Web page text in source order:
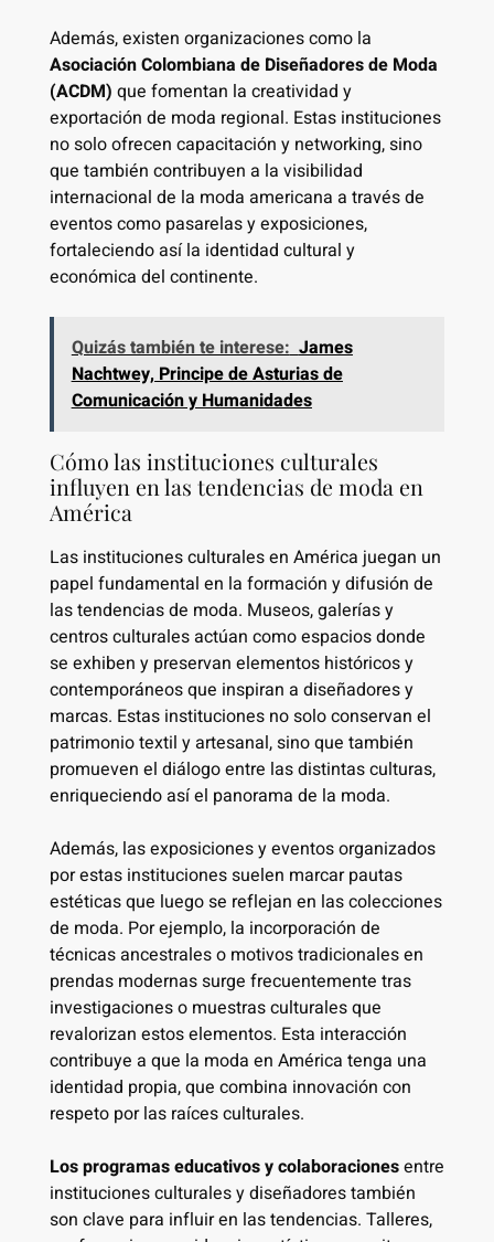
Además, existen organizaciones como la
Asociación Colombiana de Diseñadores de Moda
(ACDM) que fomentan la creatividad y
exportación de moda regional. Estas instituciones
no solo ofrecen capacitación y networking, sino
que también contribuyen a la visibilidad
internacional de la moda americana a través de
eventos como pasarelas y exposiciones,
fortaleciendo así la identidad cultural y
económica del continente.
Quizás también te interese: James
Nachtwey, Principe de Asturias de
Comunicación y Humanidades
Cómo las instituciones culturales
influyen en las tendencias de moda en
América
Las instituciones culturales en América juegan un
papel fundamental en la formación y difusión de
las tendencias de moda. Museos, galerías y
centros culturales actúan como espacios donde
se exhiben y preservan elementos históricos y
contemporáneos que inspiran a diseñadores y
marcas. Estas instituciones no solo conservan el
patrimonio textil y artesanal, sino que también
promueven el diálogo entre las distintas culturas,
enriqueciendo así el panorama de la moda.
Además, las exposiciones y eventos organizados
por estas instituciones suelen marcar pautas
estéticas que luego se reflejan en las colecciones
de moda. Por ejemplo, la incorporación de
técnicas ancestrales o motivos tradicionales en
prendas modernas surge frecuentemente tras
investigaciones o muestras culturales que
revalorizan estos elementos. Esta interacción
contribuye a que la moda en América tenga una
identidad propia, que combina innovación con
respeto por las raíces culturales.
Los programas educativos y colaboracionesentre
instituciones culturales y diseñadores también
son clave para influir en las tendencias. Talleres,